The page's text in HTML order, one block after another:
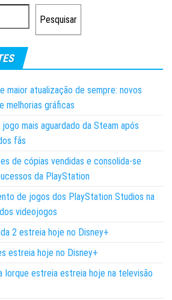
Pesquisar
maior atualização de sempre: novos
melhorias gráficas
mais aguardado da Steam após
fãs
de cópias vendidas e consolida-se
da PlayStation
de jogos dos PlayStation Studios na
videojogos
2 estreia hoje no Disney+
estreia hoje no Disney+
Iorque estreia estreia hoje na televisão